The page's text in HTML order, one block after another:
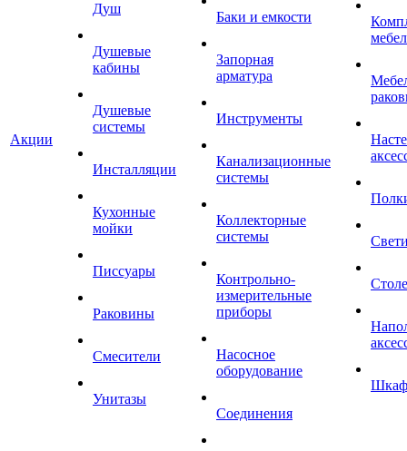
Акции
Душ
Душевые
кабины
Душевые
системы
Инсталляции
Кухонные
мойки
Писсуары
Раковины
Смесители
Унитазы
Баки и емкости
Запорная
арматура
Инструменты
Канализационные
системы
Коллекторные
системы
Контрольно-
измерительные
приборы
Насосное
оборудование
Соединения